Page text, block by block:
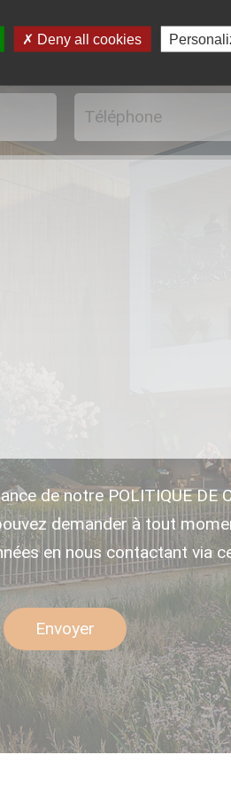
de notre POLITIQUE DE
demander à tout
en nous contactant via
Envoyer
Deny all cookies